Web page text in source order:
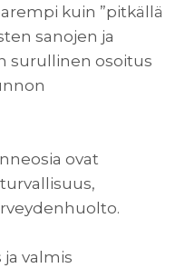
kuin ”pitkällä
sanojen ja
surullinen osoitus
ovat
ja valmis